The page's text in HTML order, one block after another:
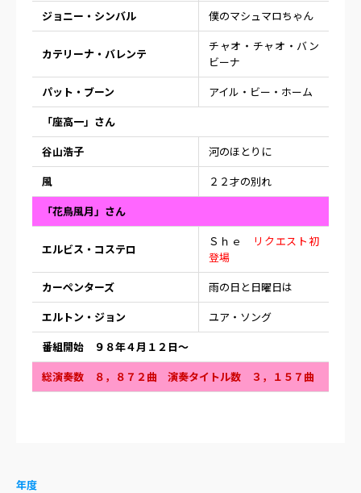
ジョニー・シンバル
僕のマシュマロちゃん
カテリーナ・バレンテ
チャオ・チャオ・バン
ビーナ
パット・ブーン
アイル・ビー・ホーム
「座高一」さん
谷山浩子
河のほとりに
風
２２才の別れ
「花鳥風月」さん
エルビス・コステロ
Ｓｈｅ リクエスト初
登場
カーペンターズ
雨の日と日曜日は
エルトン・ジョン
ユア・ソング
番組開始 ９８年４月１２日〜
総演奏数 ８，８７２曲 演奏タイトル数 ３，１５７曲
年度